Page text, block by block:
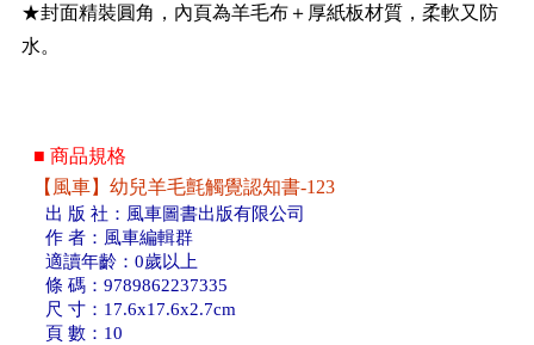
★封面精裝圓角，內頁為羊毛布＋厚紙板材質，柔軟又防
水。
■ 商品規格
【風車】幼兒羊毛氈觸覺認知書-123
出 版 社：風車圖書出版有限公司
作 者：風車編輯群
適讀年齡：0歲以上
條 碼：9789862237335
尺 寸：17.6x17.6x2.7cm
頁 數：10